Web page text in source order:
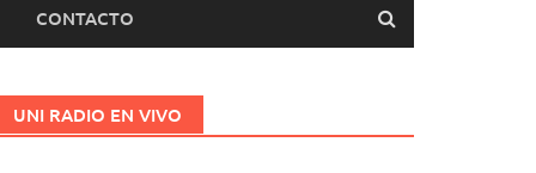
CONTACTO
UNI RADIO EN VIVO